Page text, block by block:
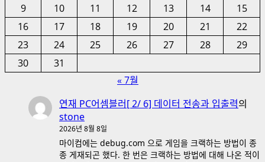
지
훈
척
로.
에
9 10 11 12 13 14
15
16
17 18 19 20 21
22
23
24 25 26 27 28
29
30
31
« 7월
연재 PC어셈블러[ 2/ 6] 데이터 전송과 입출력의
stone
2026년 8월 8일
마이컴에는 debug.com 으로 게임을 크랙하는 방법이 종
종 게재되곤 했다. 한 번은 크랙하는 방법에 대해 나온 적이